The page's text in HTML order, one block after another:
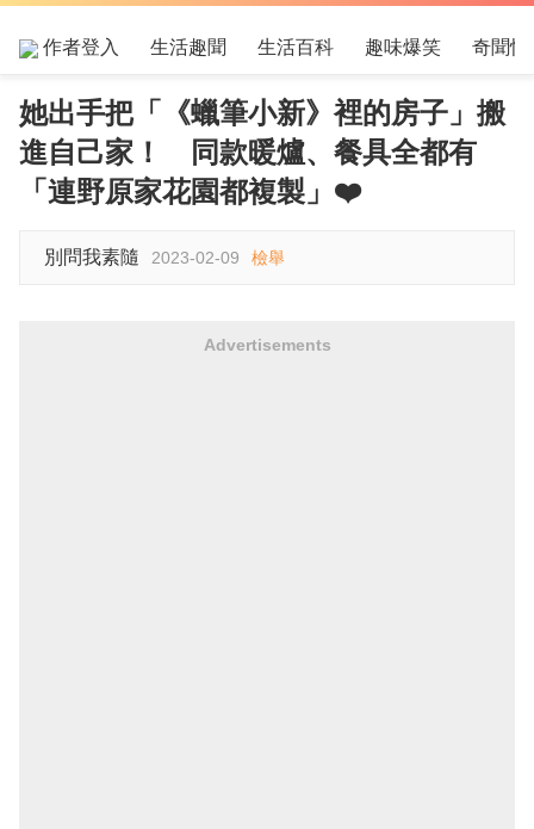
作者登入 生活趣聞 生活百科 趣味爆笑 奇聞怪
她出手把「《蠟筆小新》裡的房子」搬
進自己家！ 同款暖爐、餐具全都有
「連野原家花園都複製」❤️
別問我素隨 2023-02-09 檢舉
Advertisements